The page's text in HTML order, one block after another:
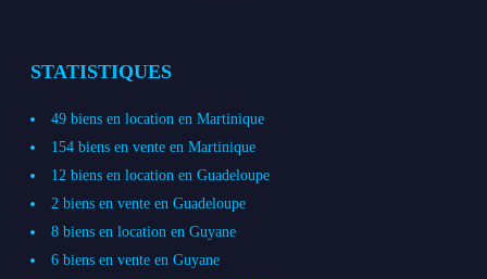
STATISTIQUES
49 biens en location en Martinique
154 biens en vente en Martinique
12 biens en location en Guadeloupe
2 biens en vente en Guadeloupe
8 biens en location en Guyane
6 biens en vente en Guyane